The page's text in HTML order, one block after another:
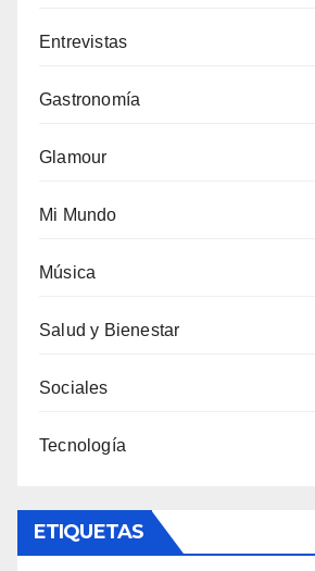
Entrevistas
Gastronomía
Glamour
Mi Mundo
Música
Salud y Bienestar
Sociales
Tecnología
ETIQUETAS